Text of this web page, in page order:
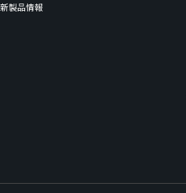
新製品情報